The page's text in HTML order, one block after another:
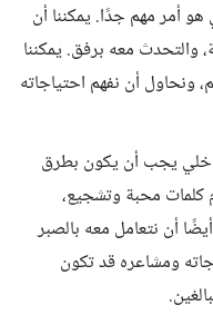
هو أمر مهم جدًا. يمكننا أن
والتحدث معه برفق. يمكننا
ونحاول أن نفهم احتياجاته
يجب أن يكون بطرق
كلمات محبة وتشجيع،
أن نتعامل معه بالصبر
ومشاعره قد تكون